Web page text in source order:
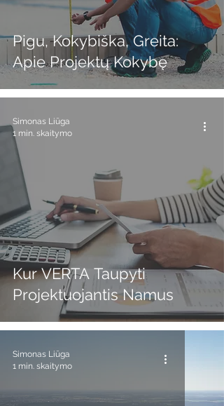
Pigu, Kokybiška, Greita:
Apie Projektų Kokybę
Kur VERTA Taupyti
Projektuojantis Namus
Simonas Liūga
1 min. skaitymo
Simonas Liūga
1 min. skaitymo